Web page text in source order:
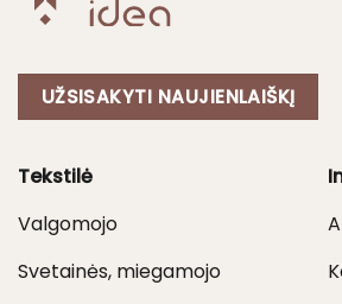
UŽSISAKYTI NAUJIENLAIŠKĮ
Tekstilė
Valgomojo
Svetainės, miegamojo